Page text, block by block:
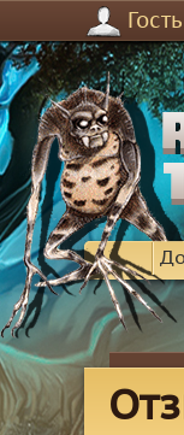
Гость